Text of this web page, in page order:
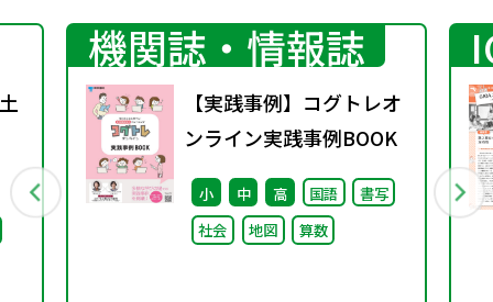
機関誌・情報誌
【実践事例】コグトレオ
ンライン実践事例BOOK
小 中 高 国語
書写
社会
地図 算数